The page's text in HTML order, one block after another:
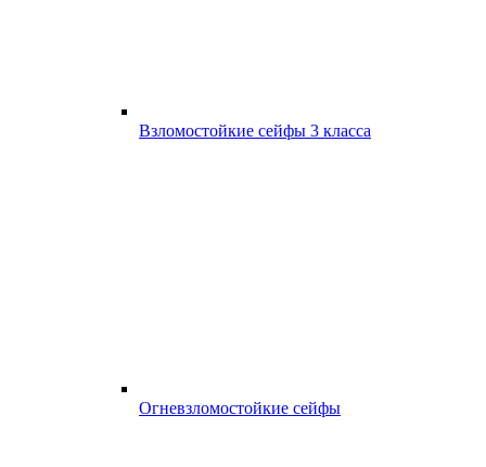
Взломостойкие сейфы 3 класса
Огневзломостойкие сейфы